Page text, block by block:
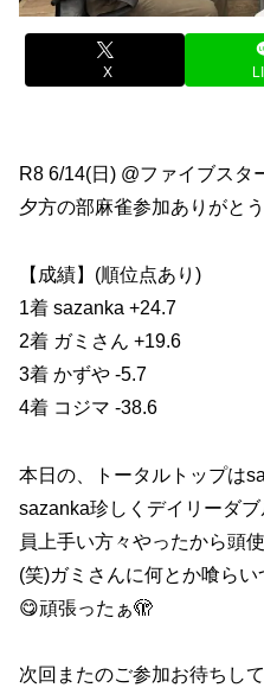
X
R8 6/14(日) @ファイブスタ
夕方の部麻雀参加ありがと
【成績】(順位点あり)
1着 sazanka +24.7
2着 ガミさん +19.6
3着 かずや -5.7
4着 コジマ -38.6
本日の、トータルトップは
sazanka珍しくデイリーダ
員上手い方々やったから頭
(笑)ガミさんに何とか喰ら
😋頑張ったぁ🫣
次回またのご参加お待ちし